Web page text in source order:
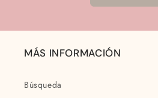
MÁS INFORMACIÓN
Búsqueda